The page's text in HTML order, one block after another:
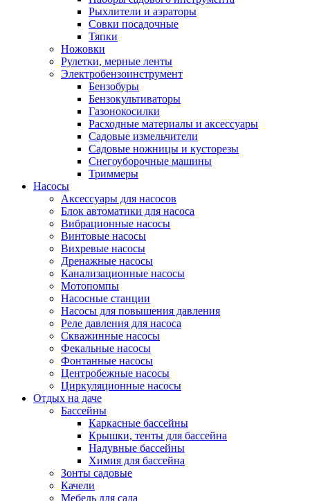
Рыхлители и аэраторы
Совки посадочные
Тяпки
Ножовки
Рулетки, мерные ленты
Электробензоинструмент
Бензобуры
Бензокультиваторы
Газонокосилки
Расходные материалы и аксессуары
Садовые измельчители
Садовые ножницы и кусторезы
Снегоуборочные машины
Триммеры
Насосы
Аксессуары для насосов
Блок автоматики для насоса
Вибрационные насосы
Винтовые насосы
Вихревые насосы
Дренажные насосы
Канализационные насосы
Мотопомпы
Насосные станции
Насосы для повышения давления
Реле давления для насоса
Скважинные насосы
Фекальные насосы
Фонтанные насосы
Центробежные насосы
Циркуляционные насосы
Отдых на даче
Бассейны
Каркасные бассейны
Крышки, тенты для бассейна
Надувные бассейны
Химия для бассейна
Зонты садовые
Качели
Мебель для сада